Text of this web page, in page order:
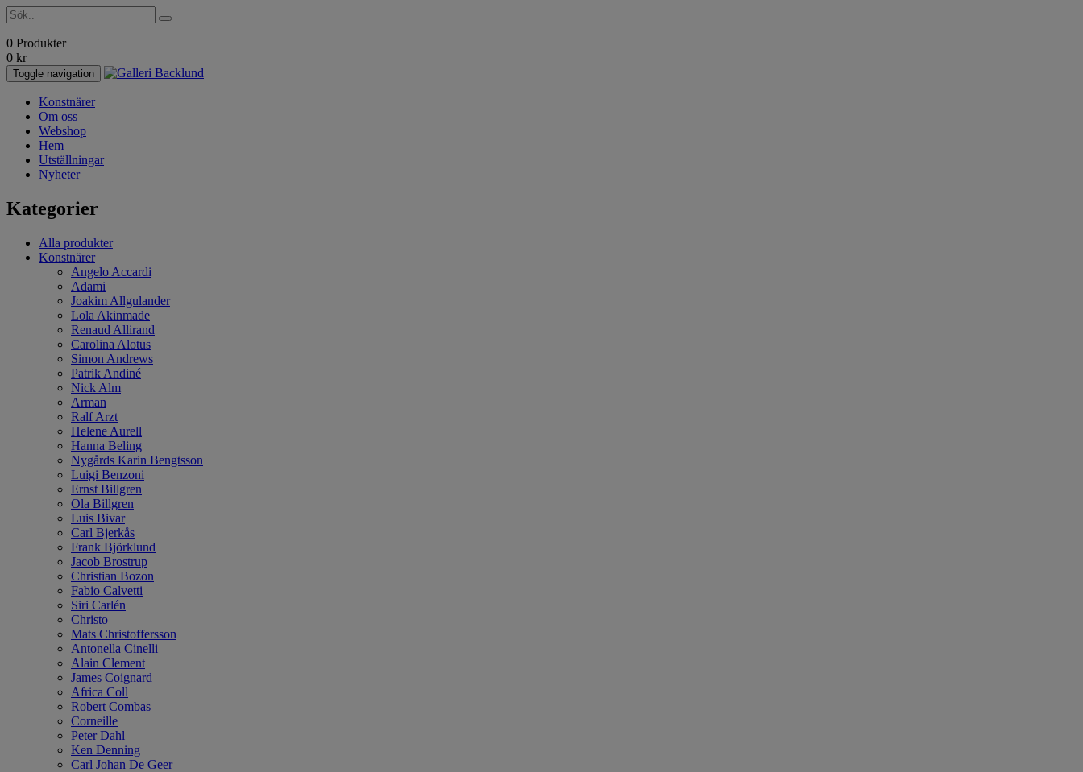
0 Produkter
0 kr
Toggle navigation
Konstnärer
Om oss
Webshop
Hem
Utställningar
Nyheter
Kategorier
Alla produkter
Konstnärer
Angelo Accardi
Adami
Joakim Allgulander
Lola Akinmade
Renaud Allirand
Carolina Alotus
Simon Andrews
Patrik Andiné
Nick Alm
Arman
Ralf Arzt
Helene Aurell
Hanna Beling
Nygårds Karin Bengtsson
Luigi Benzoni
Ernst Billgren
Ola Billgren
Luis Bivar
Carl Bjerkås
Frank Björklund
Jacob Brostrup
Christian Bozon
Fabio Calvetti
Siri Carlén
Christo
Mats Christoffersson
Antonella Cinelli
Alain Clement
James Coignard
Africa Coll
Robert Combas
Corneille
Peter Dahl
Ken Denning
Carl Johan De Geer